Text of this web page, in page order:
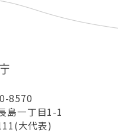
8570
島一丁目1-1
大代表)